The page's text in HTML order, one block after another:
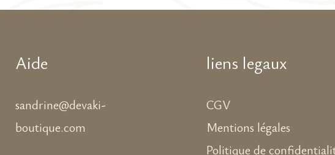
Aide
sandrine@devaki-
boutique.com
liens legaux
CGV
Mentions légales
Politique de